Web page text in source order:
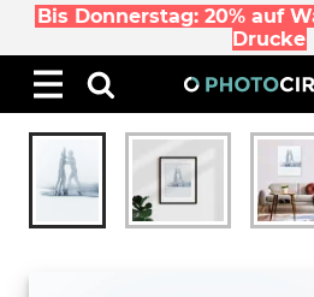
Bis Donnerstag: 20% auf
Drucke